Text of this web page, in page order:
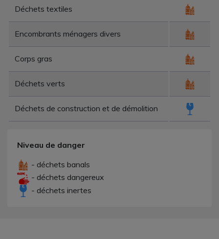
Déchets textiles
Encombrants ménagers divers
Corps gras
Déchets verts
Déchets de construction et de démolition
Niveau de danger
- déchets banals
- déchets dangereux
- déchets inertes